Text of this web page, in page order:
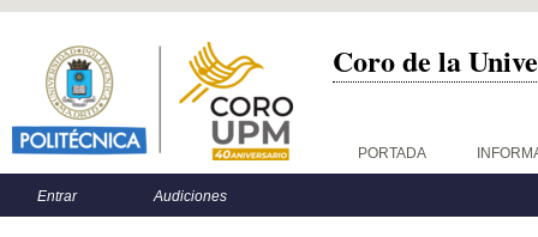
Coro de la
Menú principal PORTADA
Menú secundario
Entrar Audiciones